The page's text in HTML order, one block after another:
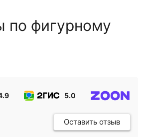
по фигурному
5.0
Оставить отзыв